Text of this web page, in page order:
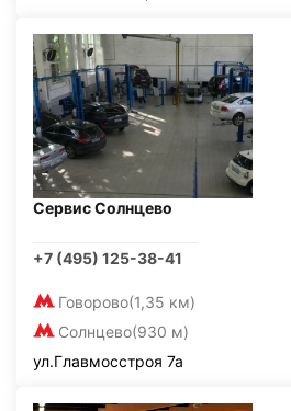
Сервис Солнцево
+7 (495) 125-38-41
Говорово(1,35 км)
Солнцево(930 м)
ул.Главмосстроя 7а